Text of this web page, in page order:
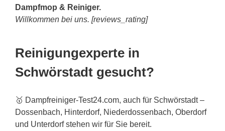
Dampfmop & Reiniger.
Willkommen bei uns. [reviews_rating]
Reinigungexperte in
Schwörstadt gesucht?
🥇 Dampfreiniger-Test24.com, auch für Schwörstadt –
Dossenbach, Hinterdorf, Niederdossenbach, Oberdorf
und Unterdorf stehen wir für Sie bereit.